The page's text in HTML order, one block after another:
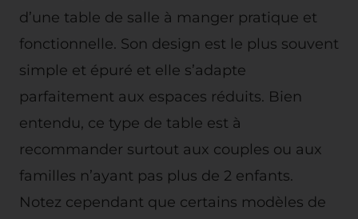
d’une table de salle à manger pratique et
fonctionnelle. Son design est le plus souvent
simple et épuré et elle s’adapte
parfaitement aux espaces réduits. Bien
entendu, ce type de table est à
recommander surtout aux couples ou aux
familles n’ayant pas plus de 2 enfants.
Notez cependant que certains modèles de